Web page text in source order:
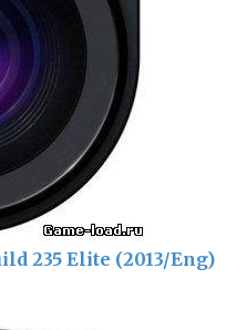
235 Elite (2013/Eng)